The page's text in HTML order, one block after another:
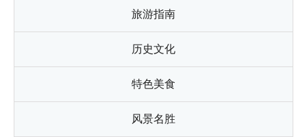
旅游指南
历史文化
特色美食
风景名胜